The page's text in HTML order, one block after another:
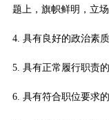
题上，旗帜鲜明，立场
4. 具有良好的政治素
5. 具有正常履行职责
6. 具有符合职位要求的